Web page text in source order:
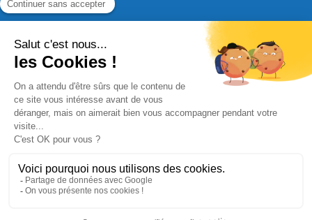
Guide de la Broderie
Commande Papier Qui sommes nous Nous contacter |
Paiement sécurisé
2008 - 2026 © CreaMagic. ALL Rights Reserved.